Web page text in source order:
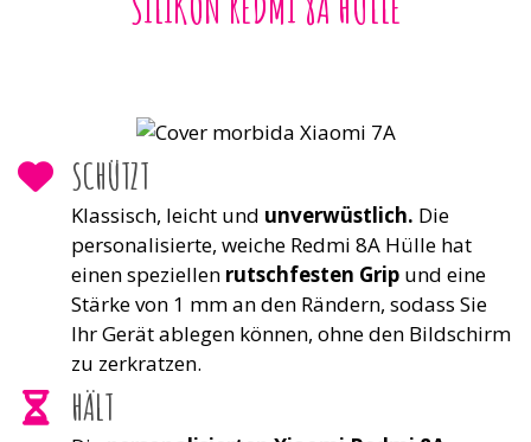
SCHÜTZT
Klassisch, leicht und unverwüstlich. Die
personalisierte, weiche Redmi 8A Hülle hat
einen speziellen rutschfesten Grip und eine
Stärke von 1 mm an den Rändern, sodass Sie
Ihr Gerät ablegen können, ohne den Bildschirm
zu zerkratzen.
HÄLT